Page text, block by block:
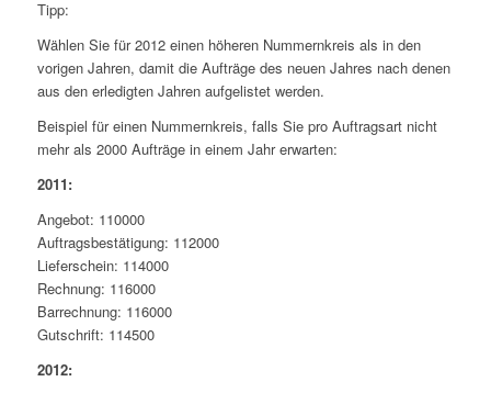
Tipp:
Wählen Sie für 2012 einen höheren Nummernkreis als in den
vorigen Jahren, damit die Aufträge des neuen Jahres nach denen
aus den erledigten Jahren aufgelistet werden.
Beispiel für einen Nummernkreis, falls Sie pro Auftragsart nicht
mehr als 2000 Aufträge in einem Jahr erwarten:
2011:
Angebot: 110000
Auftragsbestätigung: 112000
Lieferschein: 114000
Rechnung: 116000
Barrechnung: 116000
Gutschrift: 114500
2012: